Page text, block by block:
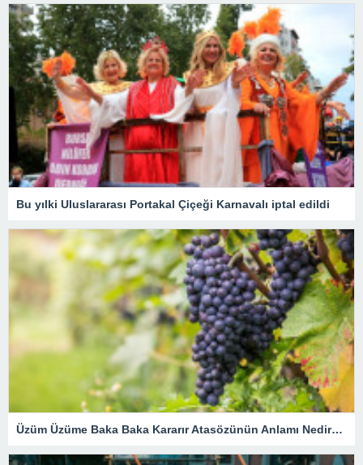
Bu yılki Uluslararası Portakal Çiçeği Karnavalı iptal edildi
Üzüm Üzüme Baka Baka Kararır Atasözünün Anlamı Nedir? Kısaca Açıklaması Ve Örnek Cümle…